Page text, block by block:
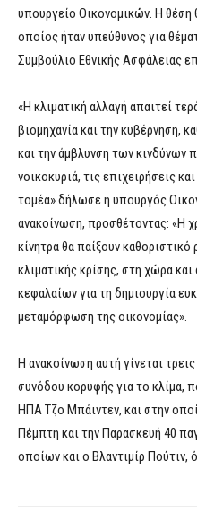
υπουργείο Οικονομικών. Η
οποίος ήταν υπεύθυνος για
Συμβούλιο Εθνικής Ασφάλειας
«Η κλιματική αλλαγή απαιτεί
βιομηχανία και την κυβέρνηση,
και την άμβλυνση των κινδύνων
νοικοκυριά, τις επιχειρήσεις
τομέα» δήλωσε η υπουργός
ανακοίνωση, προσθέτοντας: «Η
κίνητρα θα παίξουν
κλιματικής κρίσης, στη χώρα
κεφαλαίων για τη δημιουργία
μεταμόρφωση της οικονομίας».
Η ανακοίνωση αυτή γίνεται
συνόδου κορυφής για το κλίμα,
ΗΠΑ Τζο Μπάιντεν, και στην
Πέμπτη και την Παρασκευή 40
οποίων και ο Βλαντιμίρ